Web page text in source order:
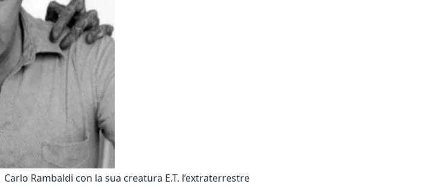
Rambaldi con la sua creatura E.T. l’extraterrestre